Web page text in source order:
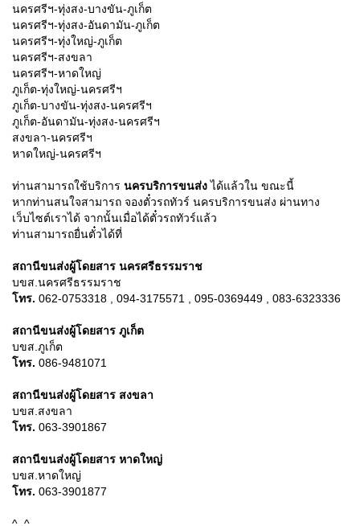
นครศรีฯ-ทุ่งสง-บางขัน-ภูเก็ต
นครศรีฯ-ทุ่งสง-อันดามัน-ภูเก็ต
นครศรีฯ-ทุ่งใหญ่-ภูเก็ต
นครศรีฯ-สงขลา
นครศรีฯ-หาดใหญ่
ภูเก็ต-ทุ่งใหญ่-นครศรีฯ
ภูเก็ต-บางขัน-ทุ่งสง-นครศรีฯ
ภูเก็ต-อันดามัน-ทุ่งสง-นครศรีฯ
สงขลา-นครศรีฯ
หาดใหญ่-นครศรีฯ
ท่านสามารถใช้บริการ นครบริการขนส่งได้แล้วใน ขณะนี้
หากท่านสนใจสามารถ จองตั๋วรถทัวร์ นครบริการขนส่ง ผ่านทาง
เว็บไซต์เราได้ จากนั้นเมื่อได้ตั๋วรถทัวร์แล้ว
ท่านสามารถยื่นตั๋วได้ที่
สถานีขนส่งผู้โดยสาร นครศรีธรรมราช
บขส.นครศรีธรรมราช
โทร. 062-0753318 , 094-3175571 , 095-0369449 , 083-6323336
สถานีขนส่งผู้โดยสาร ภูเก็ต
บขส.ภูเก็ต
โทร. 086-9481071
สถานีขนส่งผู้โดยสาร สงขลา
บขส.สงขลา
โทร. 063-3901867
สถานีขนส่งผู้โดยสาร หาดใหญ่
บขส.หาดใหญ่
โทร. 063-3901877